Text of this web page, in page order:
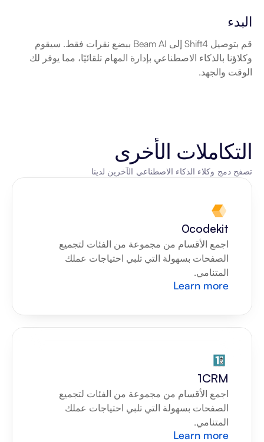
البدء
الوقت والجهد.
التكاملات الأخرى
تصفح دمج وكلاء الذكاء الاصطناعي الآخرين لدينا
0codekit
المتنامي.
Learn more
1CRM
المتنامي.
Learn more